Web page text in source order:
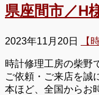
県座間市／H
2023年11月20日 【
時計修理工房の柴野
ご依頼・ご来店を誠
本ほど、全国からお